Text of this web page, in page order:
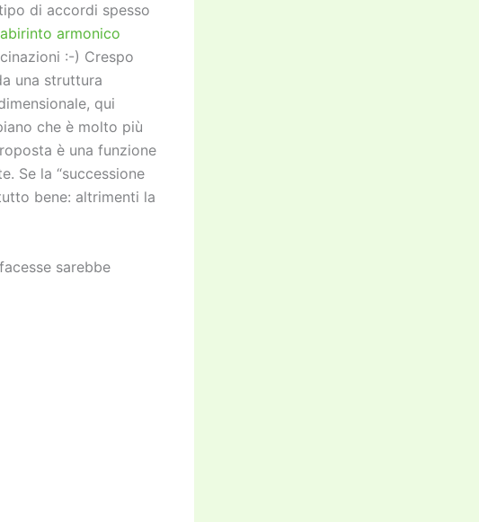
di accordi spesso
armonico
:-) Crespo
una struttura
qui
che è molto più
è una funzione
Se la “successione
bene: altrimenti la
sarebbe